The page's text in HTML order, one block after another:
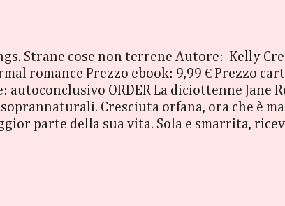
Strane cose non terrene Autore: Kelly
romance Prezzo ebook: 9,99 € Prezzo
autoconclusivo ORDER La diciottenne Jane
Cresciuta orfana, ora che è
parte della sua vita. Sola e smarrita,
età, un carattere schivo e indossa una